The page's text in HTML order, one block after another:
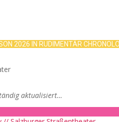
2026 IN RUDIMENTÄR
aktualisiert…